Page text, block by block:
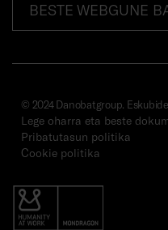
BESTE WEBGUNE
© 2024 Danobatgroup.
Lege oharra eta beste
Pribatutasun politika
Cookie politika